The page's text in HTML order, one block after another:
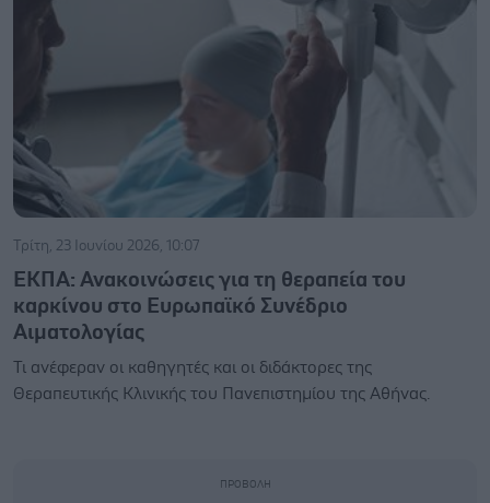
Τρίτη, 23 Ιουνίου 2026, 10:07
ΕΚΠΑ: Ανακοινώσεις για τη θεραπεία του
καρκίνου στο Ευρωπαϊκό Συνέδριο
Αιματολογίας
Τι ανέφεραν οι καθηγητές και οι διδάκτορες της
Θεραπευτικής Κλινικής του Πανεπιστημίου της Αθήνας.